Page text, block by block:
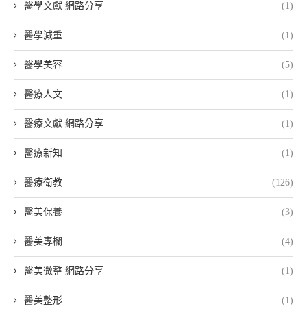
醫學文獻 網路分享 (1)
醫學減重 (1)
醫學美容 (5)
醫療人文 (1)
醫療文獻 網路分享 (1)
醫療新知 (1)
醫療衛教 (126)
醫美保養 (3)
醫美專欄 (4)
醫美微整 網路分享 (1)
醫美整形 (1)